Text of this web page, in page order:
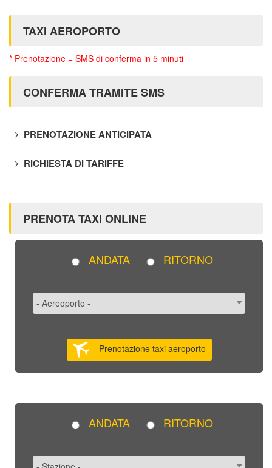
TAXI AEROPORTO
* Prenotazione = SMS di conferma in 5 minuti
CONFERMA TRAMITE SMS
PRENOTAZIONE ANTICIPATA
RICHIESTA DI TARIFFE
PRENOTA TAXI ONLINE
ANDATA RITORNO
Prenotazione taxi aeroporto
ANDATA RITORNO